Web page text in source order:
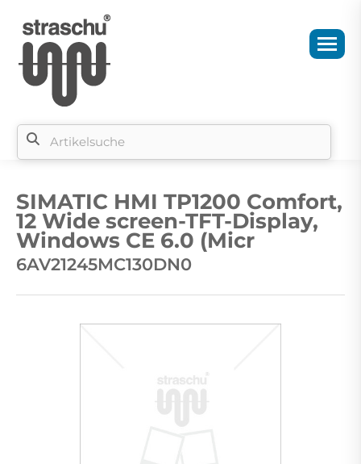
SIMATIC HMI TP1200 Comfort,
12 Wide screen-TFT-Display,
Windows CE 6.0 (Micr
6AV21245MC130DN0